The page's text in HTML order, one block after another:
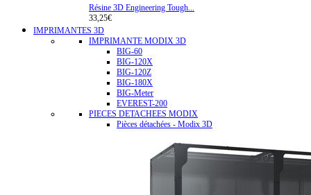
Résine 3D Engineering Tough...
33,25€
IMPRIMANTES 3D
IMPRIMANTE MODIX 3D
BIG-60
BIG-120X
BIG-120Z
BIG-180X
BIG-Meter
EVEREST-200
PIECES DETACHEES MODIX
Pièces détachées - Modix 3D